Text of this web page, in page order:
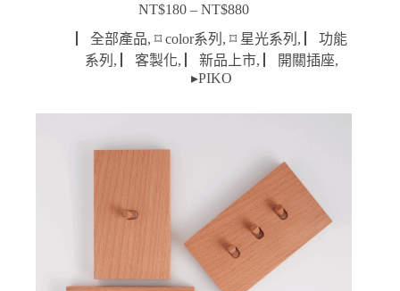
NT$180 – NT$880價
格
範
到
▏全部產品,⌑ color系列 ,⌑ 星光系列 ,
▏功能
系列 , ▏客製化, ▏新品上市, ▏開關插座,
▸PIKO